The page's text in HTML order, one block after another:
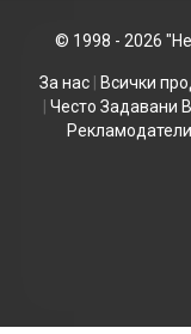
© 1998 - 2026
За нас| Всички
Често Задавани
Рекламодатели